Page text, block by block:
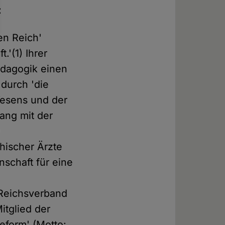
Reich'
Ihrer
einen
'die
und der
mit der
Ärzte
für eine
der